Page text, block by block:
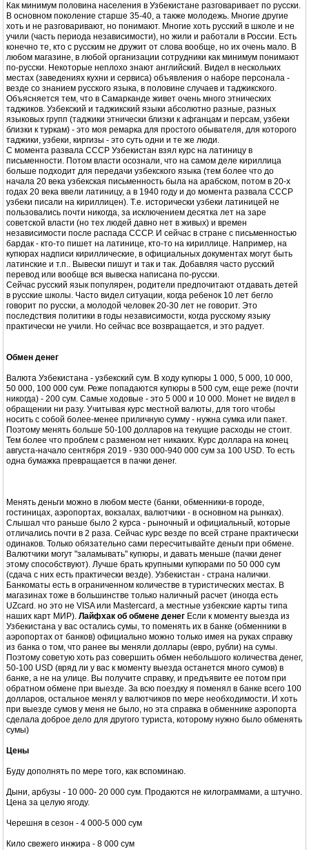
Как минимум половина населения в Узбекистане разговаривает по русски.
В основном поколение старше 35-40, а также молодежь. Многие другие
хоть и не разговаривают, но понимают. Многие хоть русский в школе и не
учили (часть периода независимости), но жили и работали в России. Есть
конечно те, кто с русским не дружит от слова вообще, но их очень мало. В
любом магазине, в любой организации сотрудники как минимум понимают
по-русски. Некоторые неплохо знают английский. Видел в нескольких
местах (заведениях кухни и сервиса) объявления о наборе персонала -
везде со знанием русского языка, в половине случаев и таджикского.
Объясняется тем, что в Самарканде живет очень много этнических
таджиков. Узбекский и таджикский языки абсолютно разные, разных
языковых групп (таджики этнически близки к афганцам и персам, узбеки
близки к туркам) - это моя ремарка для простого обывателя, для которого
таджики, узбеки, киргизы - это суть одни и те же люди.
С момента развала СССР Узбекистан взял курс на латиницу в
письменности. Потом власти осознали, что на самом деле кириллица
больше подходит для передачи узбекского языка (тем более что до
начала 20 века узбекская письменность была на арабском, потом в 20-х
годах 20 века ввели латиницу, а в 1940 году и до момента развала СССР
узбеки писали на кириллицен). Т.е. исторически узбеки латиницей не
пользовались почти никогда, за исключением десятка лет на заре
советской власти (но тех людей давно нет в живых) и времен
независимости после распада СССР. И сейчас в стране с письменностью
бардак - кто-то пишет на латинице, кто-то на кириллице. Например, на
купюрах надписи кириллические, в официальных документах могут быть
латинские и т.п.. Вывески пишут и так и так. Добавляя часто русский
перевод или вообще вся вывеска написана по-русски.
Сейчас русский язык популярен, родители предпочитают отдавать детей
в русские школы. Часто видел ситуации, когда ребенок 10 лет бегло
говорит по русски, а молодой человек 20-30 лет не говорит. Это
последствия политики в годы независимости, когда русскому языку
практически не учили. Но сейчас все возвращается, и это радует.
Обмен денег
Валюта Узбекистана - узбекский сум. В ходу купюры 1 000, 5 000, 10 000,
50 000, 100 000 сум. Реже попадаются купюры в 500 сум, еще реже (почти
никогда) - 200 сум. Самые ходовые - это 5 000 и 10 000. Монет не видел в
обращении ни разу. Учитывая курс местной валюты, для того чтобы
носить с собой более-менее приличную сумму - нужна сумка или пакет.
Поэтому менять больше 50-100 долларов на текущие расходы не стоит.
Тем более что проблем с разменом нет никаких. Курс доллара на конец
августа-начало сентября 2019 - 930 000-940 000 сум за 100 USD. То есть
одна бумажка превращается в пачки денег.
Менять деньги можно в любом месте (банки, обменники-в городе,
гостиницах, аэропортах, вокзалах, валютчики - в основном на рынках).
Слышал что раньше было 2 курса - рыночный и официальный, которые
отличались почти в 2 раза. Сейчас курс везде по всей стране практически
одинаков. Только обязательно сами пересчитывайте деньги при обмене.
Валютчики могут "заламывать" купюры, и давать меньше (пачки денег
этому способствуют). Лучше брать крупными купюрами по 50 000 сум
(сдача с них есть практически везде). Узбекистан - страна налички.
Банкоматы есть в ограниченном количестве в туристических местах. В
магазинах тоже в большинстве только наличный расчет (иногда есть
UZсard. но это не VISA или Mastercard, а местные узбекские карты типа
наших карт МИР). Лайфхак об обмене денег Если к моменту выезда из
Узбекистана у вас остались сумы, то поменять их в банке (обменники в
аэропортах от банков) официально можно только имея на руках справку
из банка о том, что ранее вы меняли доллары (евро, рубли) на сумы.
Поэтому советую хоть раз совершить обмен небольшого количества денег,
50-100 USD (вряд ли у вас к моменту выезда останется много сумов) в
банке, а не на улице. Вы получите справку, и предъявите ее потом при
обратном обмене при выезде. За всю поездку я поменял в банке всего 100
долларов, остальное менял у валютчиков по мере необходимости. И хоть
при выезде сумов у меня не было, но эта справка в обменнике аэропорта
сделала доброе дело для другого туриста, которому нужно было обменять
сумы)
Цены
Буду дополнять по мере того, как вспоминаю.
Дыни, арбузы - 10 000- 20 000 сум. Продаются не килограммами, а штучно.
Цена за целую ягоду.
Черешня в сезон - 4 000-5 000 сум
Кило свежего инжира - 8 000 сум